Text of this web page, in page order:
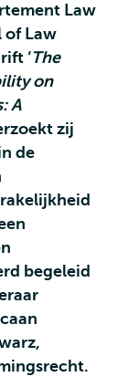
Law
of Law
‘The
on
A
zij
de
begeleid